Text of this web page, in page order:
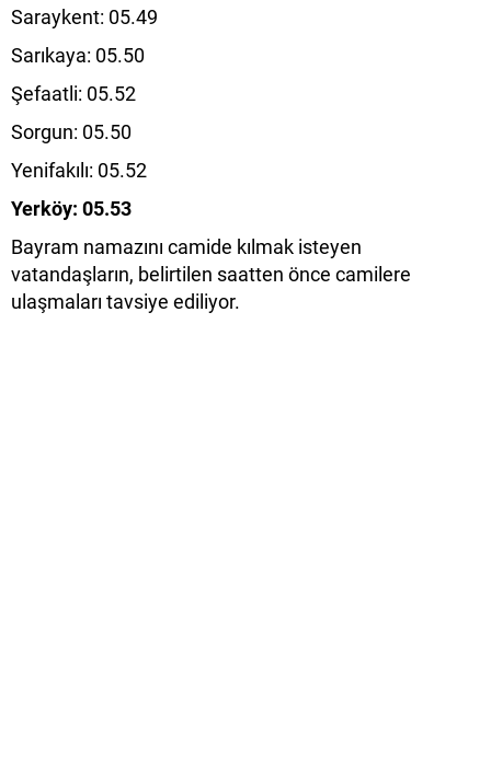
Saraykent: 05.49
Sarıkaya: 05.50
Şefaatli: 05.52
Sorgun: 05.50
Yenifakılı: 05.52
Yerköy: 05.53
Bayram namazını camide kılmak isteyen
vatandaşların, belirtilen saatten önce camilere
ulaşmaları tavsiye ediliyor.